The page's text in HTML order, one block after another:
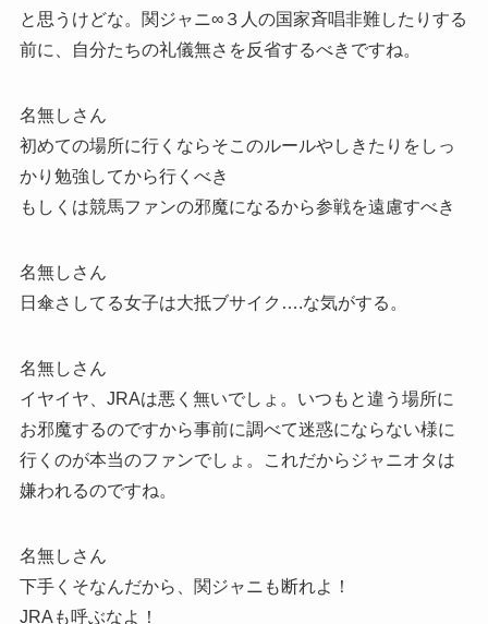
と思うけどな。関ジャニ∞３人の国家斉唱非難したりする
前に、自分たちの礼儀無さを反省するべきですね。
名無しさん
初めての場所に行くならそこのルールやしきたりをしっ
かり勉強してから行くべき
もしくは競馬ファンの邪魔になるから参戦を遠慮すべき
名無しさん
日傘さしてる女子は大抵ブサイク….な気がする。
名無しさん
イヤイヤ、JRAは悪く無いでしょ。いつもと違う場所に
お邪魔するのですから事前に調べて迷惑にならない様に
行くのが本当のファンでしょ。これだからジャニオタは
嫌われるのですね。
名無しさん
下手くそなんだから、関ジャニも断れよ！
JRAも呼ぶなよ！